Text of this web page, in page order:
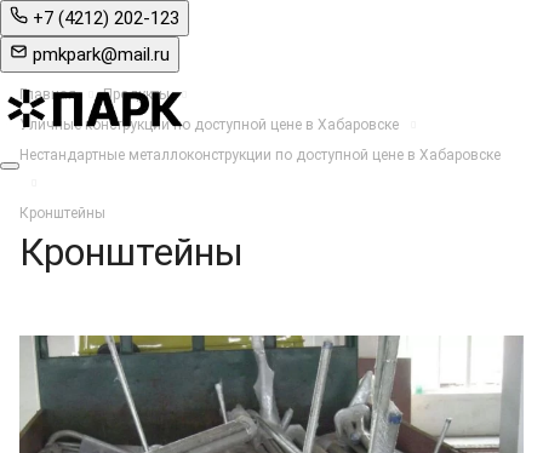
+7 (4212) 202-123
pmkpark@mail.ru
Главная
Продукты
Уличные конструкции по доступной цене в Хабаровске
Нестандартные металлоконструкции по доступной цене в Хабаровске
Кронштейны
Кронштейны